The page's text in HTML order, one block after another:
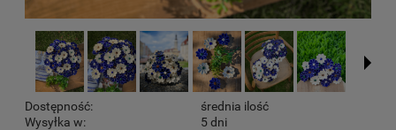
Dostępność:
średnia ilość
Wysyłka w:
5 dni